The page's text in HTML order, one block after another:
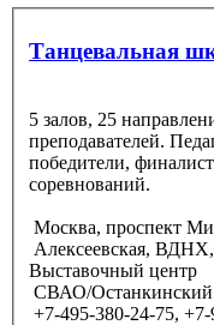
Танцевальная
5 залов, 25
преподавателей.
победители,
соревнований.
Москва, проспект
Алексеевская,
Выставочный центр
СВАО/Останкинский
+7-495-380-24-75,